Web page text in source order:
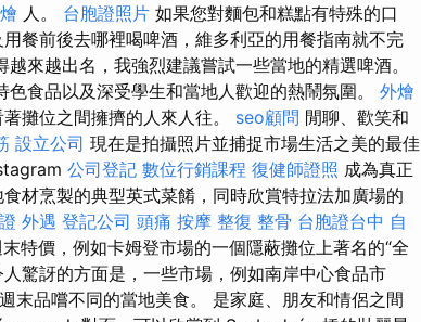
人。 台胞證照片 如果您對麵包和糕點有特殊的口
餐前後去哪裡喝啤酒，維多利亞的用餐指南就不完
來越出名，我強烈建議嘗試一些當地的精選啤酒。
食品以及深受學生和當地人歡迎的熱鬧氛圍。 外燴
攤位之間擁擠的人來人往。 seo顧問 閒聊、歡笑和
設立公司 現在是拍攝照片並捕捉市場生活之美的最佳
公司登記 數位行銷課程 復健師證照 成為真正
材烹製的典型英式菜餚，同時欣賞特拉法加廣場的
外遇 登記公司 頭痛 按摩 整復 整骨 台胞證台中 自
特價，例如卡姆登市場的一個隱蔽攤位上著名的“全
人驚訝的方面是，一些市場，例如南岸中心食品市
末品嚐不同的當地美食。 是家庭、朋友和情侶之間